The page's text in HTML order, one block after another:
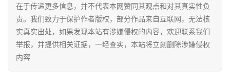
在于传递更多信息，并不代表本网赞同其观点和对其真实性负
责。我们致力于保护作者版权，部分作品来自互联网，无法核
实真实出处，如果发现本站有涉嫌侵权的内容，欢迎联系我们
举报，并提供相关证据，一经查实，本站将立刻删除涉嫌侵权
内容